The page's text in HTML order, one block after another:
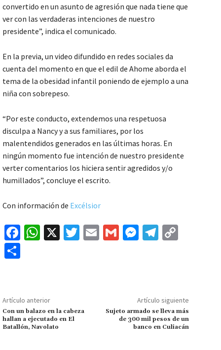
convertido en un asunto de agresión que nada tiene que
ver con las verdaderas intenciones de nuestro
presidente”, indica el comunicado.
En la previa, un video difundido en redes sociales da
cuenta del momento en que el edil de Ahome aborda el
tema de la obesidad infantil poniendo de ejemplo a una
niña con sobrepeso.
“Por este conducto, extendemos una respetuosa
disculpa a Nancy y a sus familiares, por los
malentendidos generados en las últimas horas. En
ningún momento fue intención de nuestro presidente
verter comentarios los hiciera sentir agredidos y/o
humillados”, concluye el escrito.
Con información de Excélsior
Fa
o
k
W
p
p
X
T
E
G
M
ge
r
Te
m Li
n
k
p
ar
tir
Artículo anterior
Con un balazo en la cabeza
hallan a ejecutado en El
Batallón, Navolato
Artículo siguiente
Sujeto armado se lleva más
de 300 mil pesos de un
banco en Culiacán